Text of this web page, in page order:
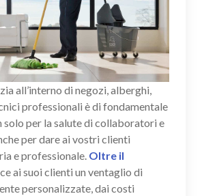
all’interno di negozi, alberghi,
professionali è di fondamentale
solo per la salute di collaboratori e
per dare ai vostri clienti
e professionale. Oltre il
ai suoi clienti un ventaglio di
personalizzate, dai costi